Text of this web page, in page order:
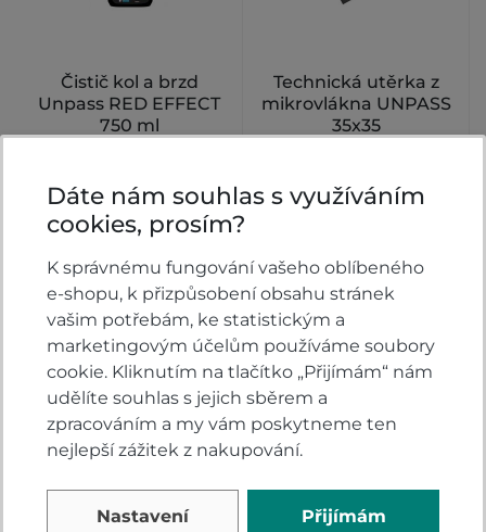
Čistič kol a brzd
Unpass RED EFFECT
750 ml
365 Kč KOUPIT
Technická utěrka z
mikrovlákna UNPASS
35x35
180 Kč
Dáte nám souhlas s využíváním
cookies, prosím?
K správnému fungování vašeho oblíbeného
e-shopu, k přizpůsobení obsahu stránek
vašim potřebám, ke statistickým a
marketingovým účelům používáme soubory
cookie. Kliknutím na tlačítko „Přijímám“ nám
udělíte souhlas s jejich sběrem a
zpracováním a my vám poskytneme ten
nejlepší zážitek z nakupování.
Nastavení Přijímám